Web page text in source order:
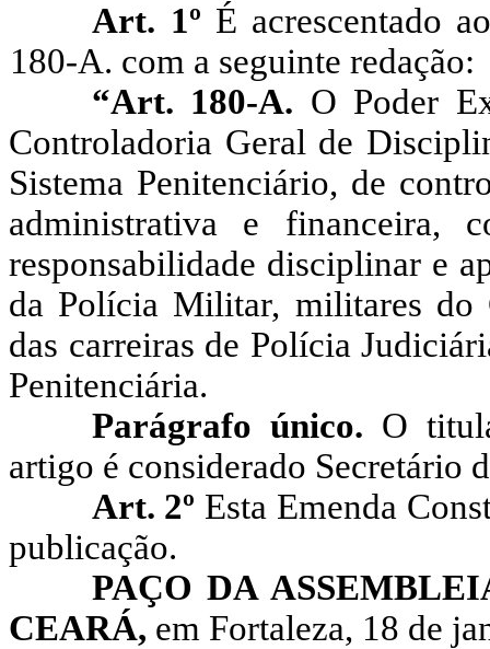
Art. 1º É acrescentado
180-A. com a seguinte redação:
“Art. 180-A. O Poder
Controladoria Geral de
Sistema Penitenciário, de
administrativa e financeira,
responsabilidade disciplinar e
da Polícia Militar, militares do
das carreiras de Polícia
Penitenciária.
Parágrafo único. O
artigo é considerado Secretário
Art. 2º Esta Emenda
publicação.
PAÇO DA
CEARÁ, em Fortaleza, 18 de